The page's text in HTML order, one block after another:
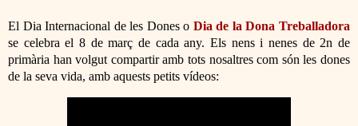
El Dia Internacional de les Dones o Dia de la Dona Treballadora
se celebra el 8 de març de cada any. Els nens i nenes de 2n de
primària han volgut compartir amb tots nosaltres com són les dones
de la seva vida, amb aquests petits vídeos: